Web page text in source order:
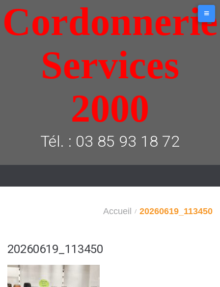
au
contenu
Cordonnerie
Services
2000
Tél. : 03 85 93 18 72
Accueil / 20260619_113450
20260619_113450